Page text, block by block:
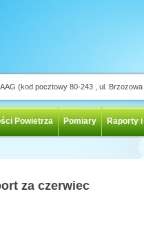
(kod pocztowy 80-243 , ul. Brzozowa
Powietrza Pomiary Raporty
za czerwiec